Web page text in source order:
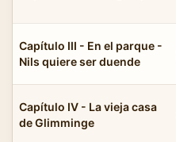
Capítulo III - En el parque -
Nils quiere ser duende
Capítulo IV - La vieja casa
de Glimminge